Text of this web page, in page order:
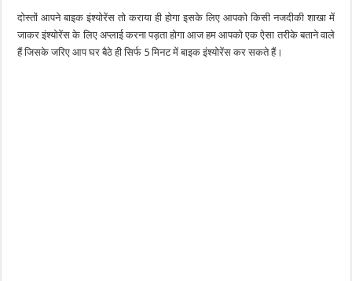
दोस्तों आपने बाइक इंश्योरेंस तो कराया ही होगा इसके लिए आपको किसी नजदीकी शाखा में
जाकर इंश्योरेंस के लिए अप्लाई करना पड़ता होगा आज हम आपको एक ऐसा तरीके बताने वाले
हैं जिसके जरिए आप घर बैठे ही सिर्फ 5 मिनट में बाइक इंश्योरेंस कर सकते हैं।